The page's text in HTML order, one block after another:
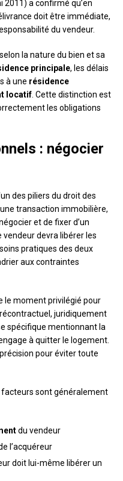
2011) a confirmé qu’en
doit être immédiate,
du vendeur.
la nature du bien et sa
principale, les délais
à une résidence
locatif . Cette distinction est
les obligations
: négocier
des piliers du droit des
transaction immobilière,
et de fixer d’un
devra libérer les
pratiques des deux
aux contraintes
le moment privilégié pour
juridiquement
spécifique mentionnant la
à quitter le logement.
pour éviter toute
facteurs sont généralement
du vendeur
l’acquéreur
doit lui-même libérer un